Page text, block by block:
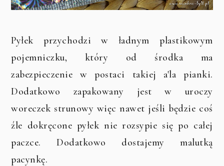
Pyłek przychodzi w ładnym plastikowym
pojemniczku, który od środka ma
zabezpieczenie w postaci takiej a'la pianki.
Dodatkowo zapakowany jest w uroczy
woreczek strunowy więc nawet jeśli będzie coś
źle dokręcone pyłek nie rozsypie się po całej
paczce. Dodatkowo dostajemy malutką
pacynkę.